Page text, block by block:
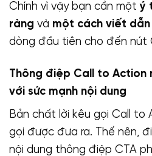
Chính vì vậy bạn cần mộtý
ràng và một cách viết
dòng đầu tiên cho đến nút
Thông điệp Call to Action
với sức mạnh nội dung
Bản chất lời kêu gọi Call to
gọi được đưa ra. Thế nên,
nội dung thông điệp CTA